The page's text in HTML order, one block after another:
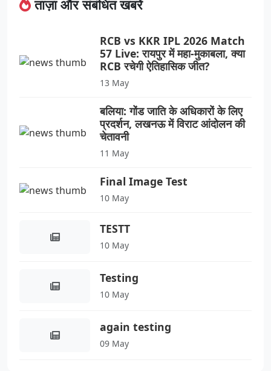
ताज़ा और संबंधित खबरें
RCB vs KKR IPL 2026 Match
57 Live: रायपुर में महा-मुकाबला, क्या
RCB रचेगी ऐतिहासिक जीत?
13 May
बलिया: गोंड जाति के अधिकारों के लिए
प्रदर्शन, लखनऊ में विराट आंदोलन की
चेतावनी
11 May
Final Image Test
10 May
TESTT
10 May
Testing
10 May
again testing
09 May